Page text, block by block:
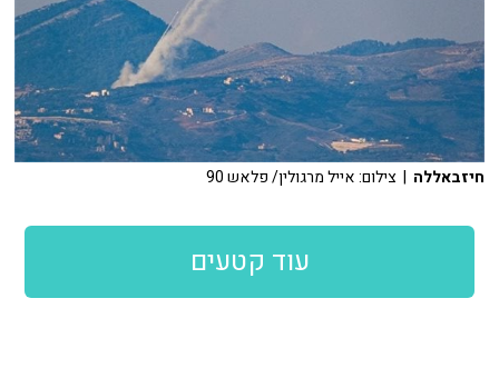
חיזבאללה | צילום: אייל מרגולין/ פלאש 90
עוד קטעים